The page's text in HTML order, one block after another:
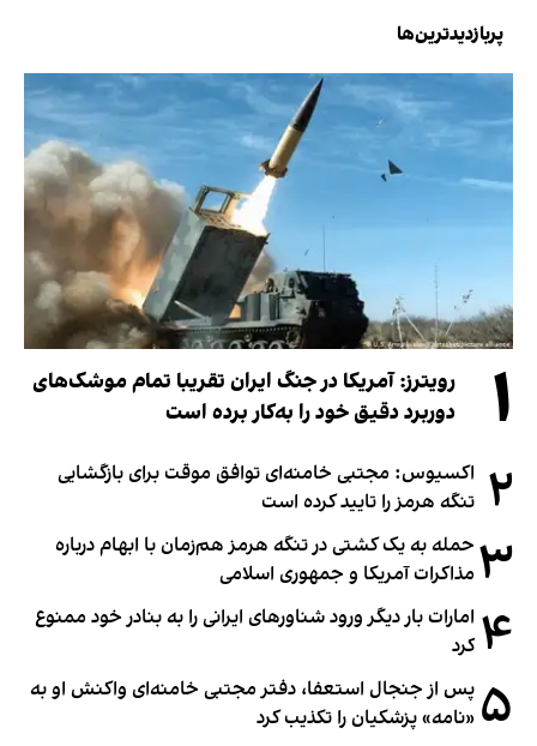
پربازدیدترین‌ها
۱
رویترز: آمریکا در جنگ ایران تقریبا تمام موشک‌های
دوربرد دقیق خود را به‌کار برده است
۲ اکسیوس: مجتبی خامنه‌ای توافق موقت برای بازگشایی
تنگه هرمز را تایید کرده است
۳ حمله به یک کشتی در تنگه هرمز هم‌زمان با ابهام درباره
مذاکرات آمریکا و جمهوری اسلامی
۴ امارات بار دیگر ورود شناورهای ایرانی را به بنادر خود ممنوع
کرد
۵ پس از جنجال استعفا، دفتر مجتبی خامنه‌ای واکنش او به
«نامه» پزشکیان را تکذیب کرد